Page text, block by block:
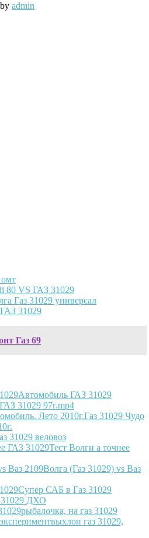
admin
омт
80 VS ГАЗ 31029
Газ 31029 универсал
31029
Газ 69
Автомобиль ГАЗ 31029
ГАЗ 31029 97г.mp4
Газ 31029 Чудо
31029 веловоз
Тест Волги а точнее
Волга (Газ 31029) vs Ваз
Супер САБ в Газ 31029
31029 ДХО
рыбалочка, на газ 31029
выхлоп газ 31029,